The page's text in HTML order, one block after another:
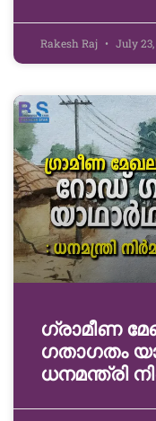
Rakesh Raj July
ഗ്രാമീണ
ഗതാഗതം
ധനമന്ത്രി